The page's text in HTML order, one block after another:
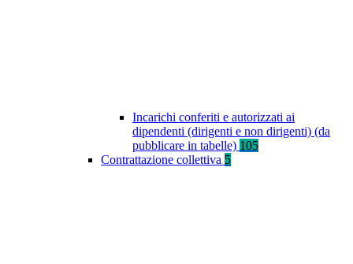
Incarichi conferiti e autorizzati ai
dipendenti (dirigenti e non dirigenti) (da
pubblicare in tabelle) 105
Contrattazione collettiva 5